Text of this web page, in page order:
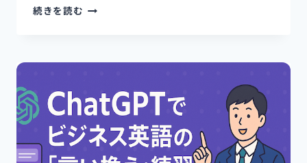
続きを読む
商
使
え
る
CHATGPT